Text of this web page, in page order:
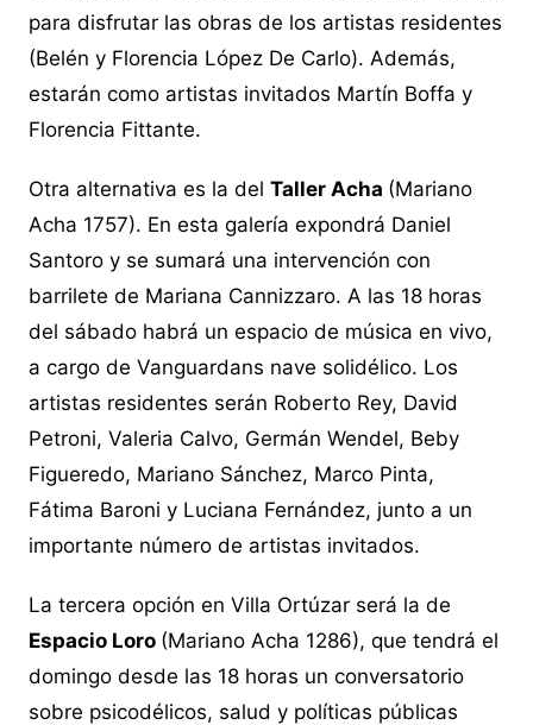
para disfrutar las obras de los artistas residentes
(Belén y Florencia López De Carlo). Además,
estarán como artistas invitados Martín Boffa y
Florencia Fittante.
Otra alternativa es la del Taller Acha (Mariano
Acha 1757). En esta galería expondrá Daniel
Santoro y se sumará una intervención con
barrilete de Mariana Cannizzaro. A las 18 horas
del sábado habrá un espacio de música en vivo,
a cargo de Vanguardans nave solidélico. Los
artistas residentes serán Roberto Rey, David
Petroni, Valeria Calvo, Germán Wendel, Beby
Figueredo, Mariano Sánchez, Marco Pinta,
Fátima Baroni y Luciana Fernández, junto a un
importante número de artistas invitados.
La tercera opción en Villa Ortúzar será la de
Espacio Loro (Mariano Acha 1286), que tendrá el
domingo desde las 18 horas un conversatorio
sobre psicodélicos, salud y políticas públicas